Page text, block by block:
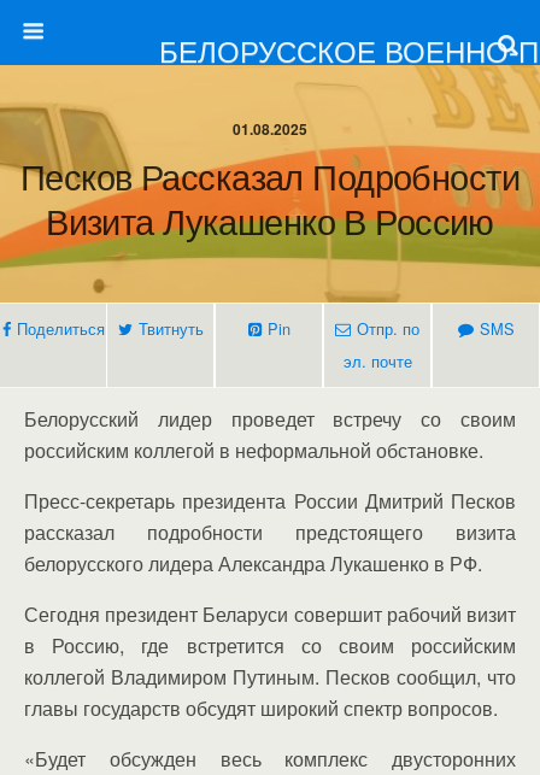
БЕЛОРУССКОЕ ВОЕННО-
01.08.2025
Песков Рассказал Подробности
Визита Лукашенко В Россию
Поделиться Твитнуть Pin
Отпр. по
эл. почте
SMS
Белорусский лидер проведет встречу со своим
российским коллегой в неформальной обстановке.
Пресс-секретарь президента России Дмитрий Песков
рассказал подробности предстоящего визита
белорусского лидера Александра Лукашенко в РФ.
Сегодня президент Беларуси совершит рабочий визит
в Россию, где встретится со своим российским
коллегой Владимиром Путиным. Песков сообщил, что
главы государств обсудят широкий спектр вопросов.
«Будет обсужден весь комплекс двусторонних